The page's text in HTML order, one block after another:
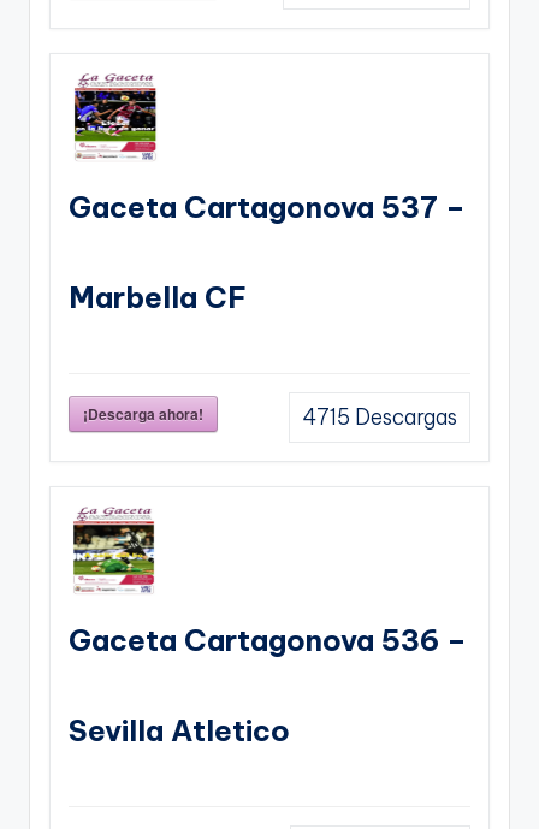
Gaceta Cartagonova 537 –
Marbella CF
¡Descarga ahora! 4715 Descargas
Gaceta Cartagonova 536 –
Sevilla Atletico